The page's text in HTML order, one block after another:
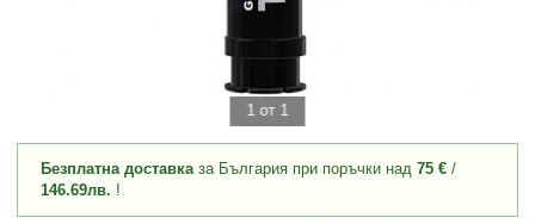
1 от 1
Безплатна доставказа България при поръчки над 75 € /
146.69лв. !